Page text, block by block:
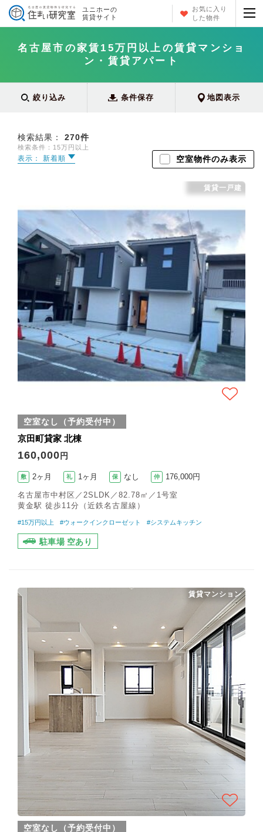
ユニホーの
賃貸サイト
お気に入り
した物件
名古屋市の家賃15万円以上の賃貸マンショ
ン・賃貸アパート
絞り込み 条件保存 地図表示
検索結果： 270件
検索条件：15万円以上
表示： 新着順 空室物件のみ表示
空室なし（予約受付中）
京田町貸家 北棟
160,000 円
敷 2ヶ月 礼 1ヶ月 保 なし 仲 176,000円
名古屋市中村区／2SLDK／82.78㎡／1号室
黄金駅 徒歩11分（近鉄名古屋線）
賃貸一戸建
#15万円以上 #ウォークインクローゼット #システムキッチン
駐車場 空あり
空室なし（予約受付中）
賃貸マンション